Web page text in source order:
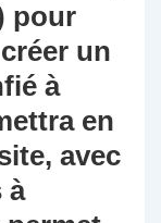
pour
un
à
en
avec
à